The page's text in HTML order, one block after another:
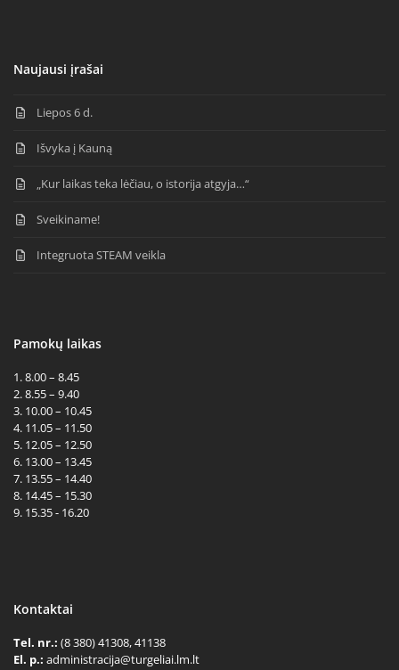
Naujausi įrašai
Liepos 6 d.
Išvyka į Kauną
„Kur laikas teka lėčiau, o istorija atgyja…“
Sveikiname!
Integruota STEAM veikla
Pamokų laikas
1. 8.00 – 8.45
2. 8.55 – 9.40
3. 10.00 – 10.45
4. 11.05 – 11.50
5. 12.05 – 12.50
6. 13.00 – 13.45
7. 13.55 – 14.40
8. 14.45 – 15.30
9. 15.35 - 16.20
Kontaktai
Tel. nr.: (8 380) 41308, 41138
El. p.: administracija@turgeliai.lm.lt